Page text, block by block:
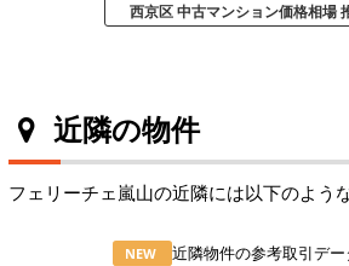
西京区 中古マンション価格相場
近隣の物件
フェリーチェ嵐山の近隣には以下のよう
NEW
近隣物件の参考取引デ